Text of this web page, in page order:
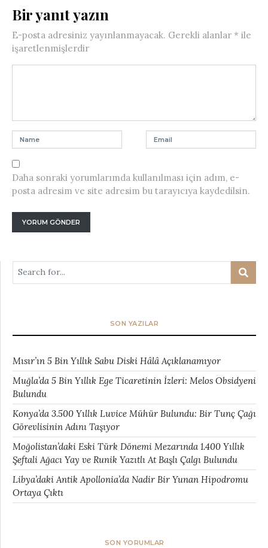
Bir yanıt yazın
E-posta adresiniz yayınlanmayacak. Gerekli alanlar * ile
işaretlenmişlerdir
Daha sonraki yorumlarımda kullanılması için adım, e-
posta adresim ve site adresim bu tarayıcıya kaydedilsin.
SON YAZILAR
Mısır’ın 5 Bin Yıllık Sabu Diski Hâlâ Açıklanamıyor
Muğla’da 5 Bin Yıllık Ege Ticaretinin İzleri: Melos Obsidyeni
Bulundu
Konya’da 3.500 Yıllık Luvice Mühür Bulundu: Bir Tunç Çağı
Görevlisinin Adını Taşıyor
Moğolistan’daki Eski Türk Dönemi Mezarında 1.400 Yıllık
Şeftali Ağacı Yay ve Runik Yazıtlı At Başlı Çalgı Bulundu
Libya’daki Antik Apollonia’da Nadir Bir Yunan Hipodromu
Ortaya Çıktı
SON YORUMLAR